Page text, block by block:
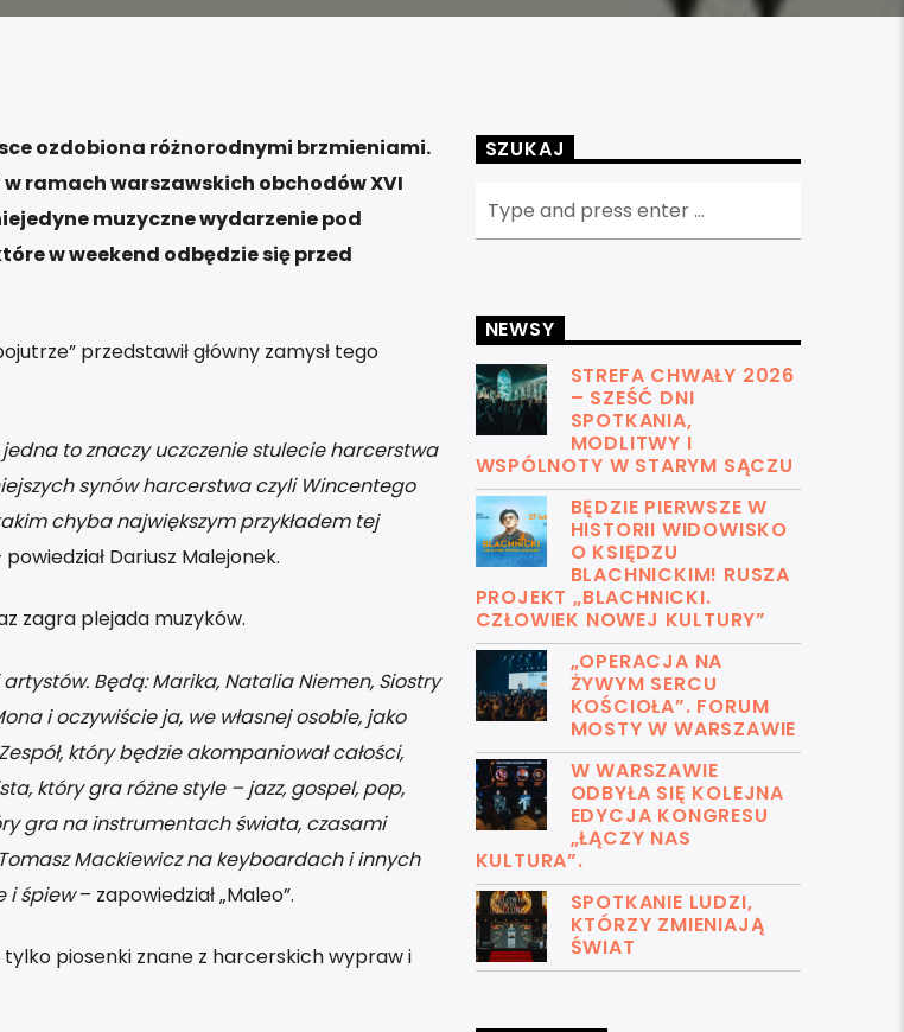
ozdobiona różnorodnymi brzmieniami.
ramach warszawskich obchodów XVI
muzyczne wydarzenie pod
w weekend odbędzie się przed
przedstawił główny zamysł tego
to znaczy uczczenie stulecie harcerstwa
synów harcerstwa czyli Wincentego
chyba największym przykładem tej
Dariusz Malejonek.
zagra plejada muzyków.
Będą: Marika, Natalia Niemen, Siostry
i oczywiście ja, we własnej osobie, jako
który będzie akompaniował całości,
który gra różne style – jazz, gospel, pop,
gra na instrumentach świata, czasami
Mackiewicz na keyboardach i innych
i śpiew– zapowiedział „Maleo”.
piosenki znane z harcerskich wypraw i
SZUKAJ
NEWSY
STREFA CHWAŁY 2026
– SZEŚĆ DNI
SPOTKANIA,
MODLITWY I
WSPÓLNOTY W STARYM SĄCZU
BĘDZIE PIERWSZE W
HISTORII WIDOWISKO
O KSIĘDZU
BLACHNICKIM! RUSZA
PROJEKT „BLACHNICKI.
CZŁOWIEK NOWEJ KULTURY”
„OPERACJA NA
ŻYWYM SERCU
KOŚCIOŁA”. FORUM
MOSTY W WARSZAWIE
W WARSZAWIE
ODBYŁA SIĘ KOLEJNA
EDYCJA KONGRESU
„ŁĄCZY NAS
KULTURA”.
SPOTKANIE LUDZI,
KTÓRZY ZMIENIAJĄ
ŚWIAT